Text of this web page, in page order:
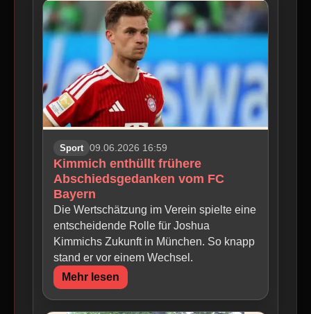
Sport 09.06.2026 16:59
Kimmich enthüllt frühere
Abschiedsgedanken vom FC
Bayern
Die Wertschätzung im Verein spielte eine
entscheidende Rolle für Joshua
Kimmichs Zukunft in München. So knapp
stand er vor einem Wechsel.
Mehr lesen